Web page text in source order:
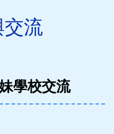
交流
學校交流